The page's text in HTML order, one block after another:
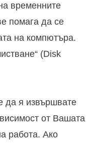
временните
помага да се
на компютъра.
(Disk
да я извършвате
от Вашата
работа. Ако